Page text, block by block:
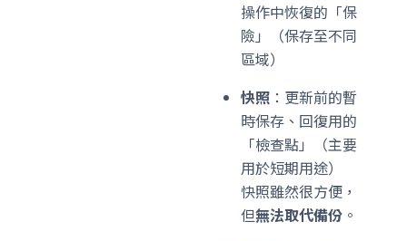
操作中恢復的「保
險」（保存至不同
區域）
快照 ：更新前的暫
時保存、回復用的
「檢查點」（主要
用於短期用途）
快照雖然很方便，
但無法取代備份 。